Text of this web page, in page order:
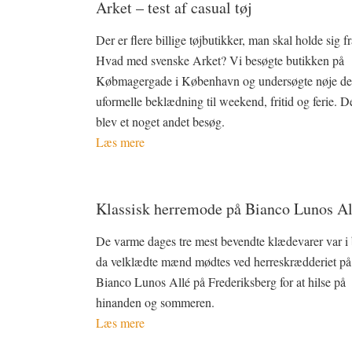
Arket – test af casual tøj
Der er flere billige tøjbutikker, man skal holde sig
Hvad med svenske Arket? Vi besøgte butikken på
Købmagergade i København og undersøgte nøje
uformelle beklædning til weekend, fritid og ferie.
blev et noget andet besøg.
Læs mere
Klassisk herremode på Bianco Lunos
De varme dages tre mest bevendte klædevarer var i
da velklædte mænd mødtes ved herreskrædderiet på
Bianco Lunos Allé på Frederiksberg for at hilse på
hinanden og sommeren.
Læs mere